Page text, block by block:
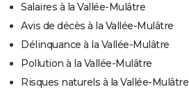
Salaires à la Vallée-Mulâtre
Avis de décès à la Vallée-Mulâtre
Délinquance à la Vallée-Mulâtre
Pollution à la Vallée-Mulâtre
Risques naturels à la Vallée-Mulâtre